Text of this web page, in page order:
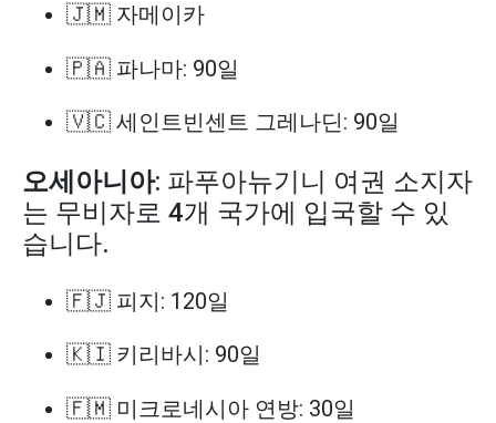
🇯🇲 자메이카
🇵🇦 파나마: 90일
🇻🇨 세인트빈센트 그레나딘: 90일
오세아니아: 파푸아뉴기니 여권 소지자
는 무비자로 4개 국가에 입국할 수 있
습니다.
🇫🇯 피지: 120일
🇰🇮 키리바시: 90일
🇫🇲 미크로네시아 연방: 30일